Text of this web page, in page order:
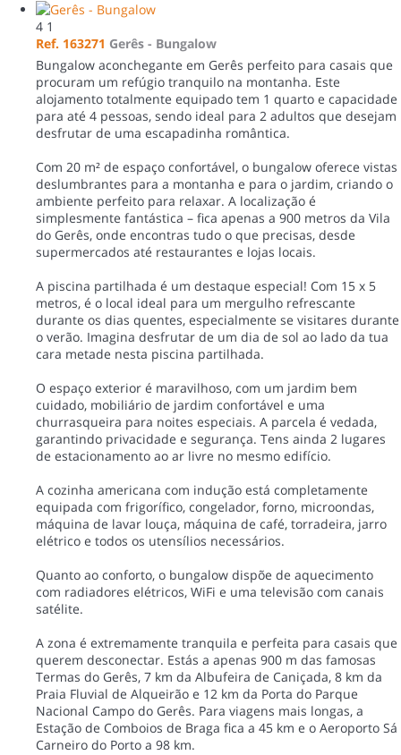
4 1
Ref. 163271 Gerês - Bungalow
Bungalow aconchegante em Gerês perfeito para casais que
procuram um refúgio tranquilo na montanha. Este
alojamento totalmente equipado tem 1 quarto e capacidade
para até 4 pessoas, sendo ideal para 2 adultos que desejam
desfrutar de uma escapadinha romântica.
Com 20 m² de espaço confortável, o bungalow oferece vistas
deslumbrantes para a montanha e para o jardim, criando o
ambiente perfeito para relaxar. A localização é
simplesmente fantástica – fica apenas a 900 metros da Vila
do Gerês, onde encontras tudo o que precisas, desde
supermercados até restaurantes e lojas locais.
A piscina partilhada é um destaque especial! Com 15 x 5
metros, é o local ideal para um mergulho refrescante
durante os dias quentes, especialmente se visitares durante
o verão. Imagina desfrutar de um dia de sol ao lado da tua
cara metade nesta piscina partilhada.
O espaço exterior é maravilhoso, com um jardim bem
cuidado, mobiliário de jardim confortável e uma
churrasqueira para noites especiais. A parcela é vedada,
garantindo privacidade e segurança. Tens ainda 2 lugares
de estacionamento ao ar livre no mesmo edifício.
A cozinha americana com indução está completamente
equipada com frigorífico, congelador, forno, microondas,
máquina de lavar louça, máquina de café, torradeira, jarro
elétrico e todos os utensílios necessários.
Quanto ao conforto, o bungalow dispõe de aquecimento
com radiadores elétricos, WiFi e uma televisão com canais
satélite.
A zona é extremamente tranquila e perfeita para casais que
querem desconectar. Estás a apenas 900 m das famosas
Termas do Gerês, 7 km da Albufeira de Caniçada, 8 km da
Praia Fluvial de Alqueirão e 12 km da Porta do Parque
Nacional Campo do Gerês. Para viagens mais longas, a
Estação de Comboios de Braga fica a 45 km e o Aeroporto Sá
Carneiro do Porto a 98 km.